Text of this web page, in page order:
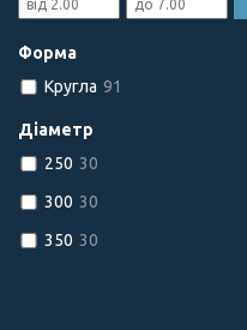
Форма
Кругла 91
Діаметр
250 30
300 30
350 30